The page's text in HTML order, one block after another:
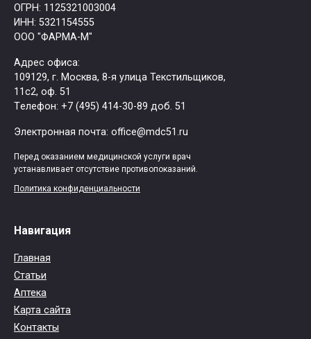
ОГРН: 1125321003004
ИНН: 5321154555
ООО "ФАРМА-М"
Адрес офиса:
109129, г. Москва, ​8-я улица Текстильщиков,
11с2, оф. 51
Tелефон: +7 (495) 414-30-89 доб. 51
Электронная почта: office@mdc51.ru
Перед оказанием медицинской услуги врач
устанавливает отсутствие противопоказаний.
Политика конфиденциальности
Навигация
Главная
Статьи
Аптека
Карта сайта
Контакты